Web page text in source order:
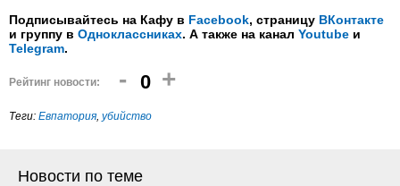
Подписывайтесь на Кафу в Facebook, страницу ВКонтакте
и группу в Одноклассниках. А также на канал Youtube и
Telegram.
Рейтинг новости: - 0 +
Теги: Евпатория, убийство
Новости по теме